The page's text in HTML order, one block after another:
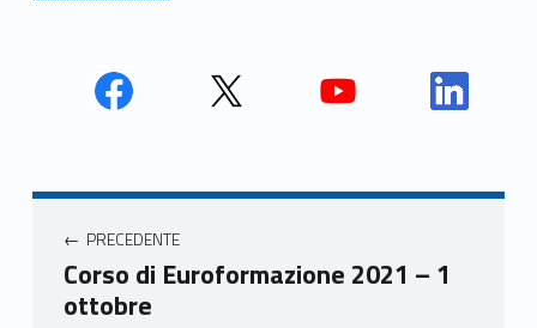
Unio
mer
e
Ven
Unio
e
Unio
e
Unio
e
Navigazione articoli
PRECEDENTE
Corso di Euroformazione 2021 – 1
ottobre